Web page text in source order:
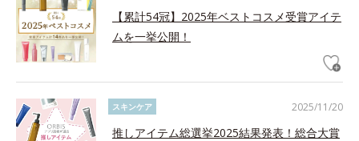
【累計54冠】2025年ベストコスメ受賞アイテ
ムを一挙公開！
2025/11/20
スキンケア
推しアイテム総選挙2025結果発表！総合大賞